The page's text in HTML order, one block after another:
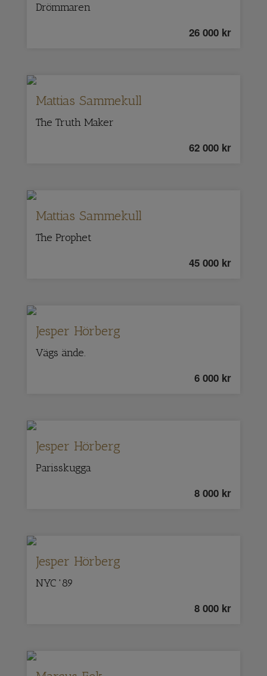
Drömmaren
26 000 kr
Mattias Sammekull
The Truth Maker
62 000 kr
Mattias Sammekull
The Prophet
45 000 kr
Jesper Hörberg
Vägs ände.
6 000 kr
Jesper Hörberg
Parisskugga
8 000 kr
Jesper Hörberg
NYC '89
8 000 kr